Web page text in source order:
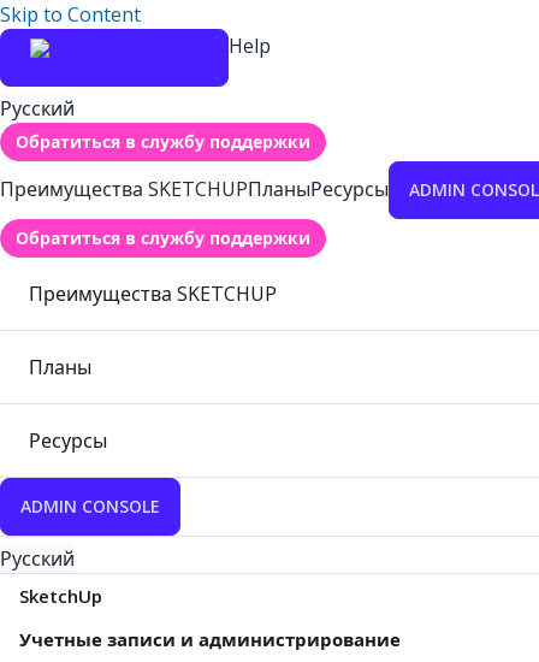
Skip to Content
Help
Русский
Обратиться в службу поддержки
Преимущества SKETCHUPПланыРесурсы ADMIN
Обратиться в службу поддержки
Преимущества SKETCHUP
Планы
Ресурсы
ADMIN CONSOLE
Русский
SketchUp
Учетные записи и администрирование